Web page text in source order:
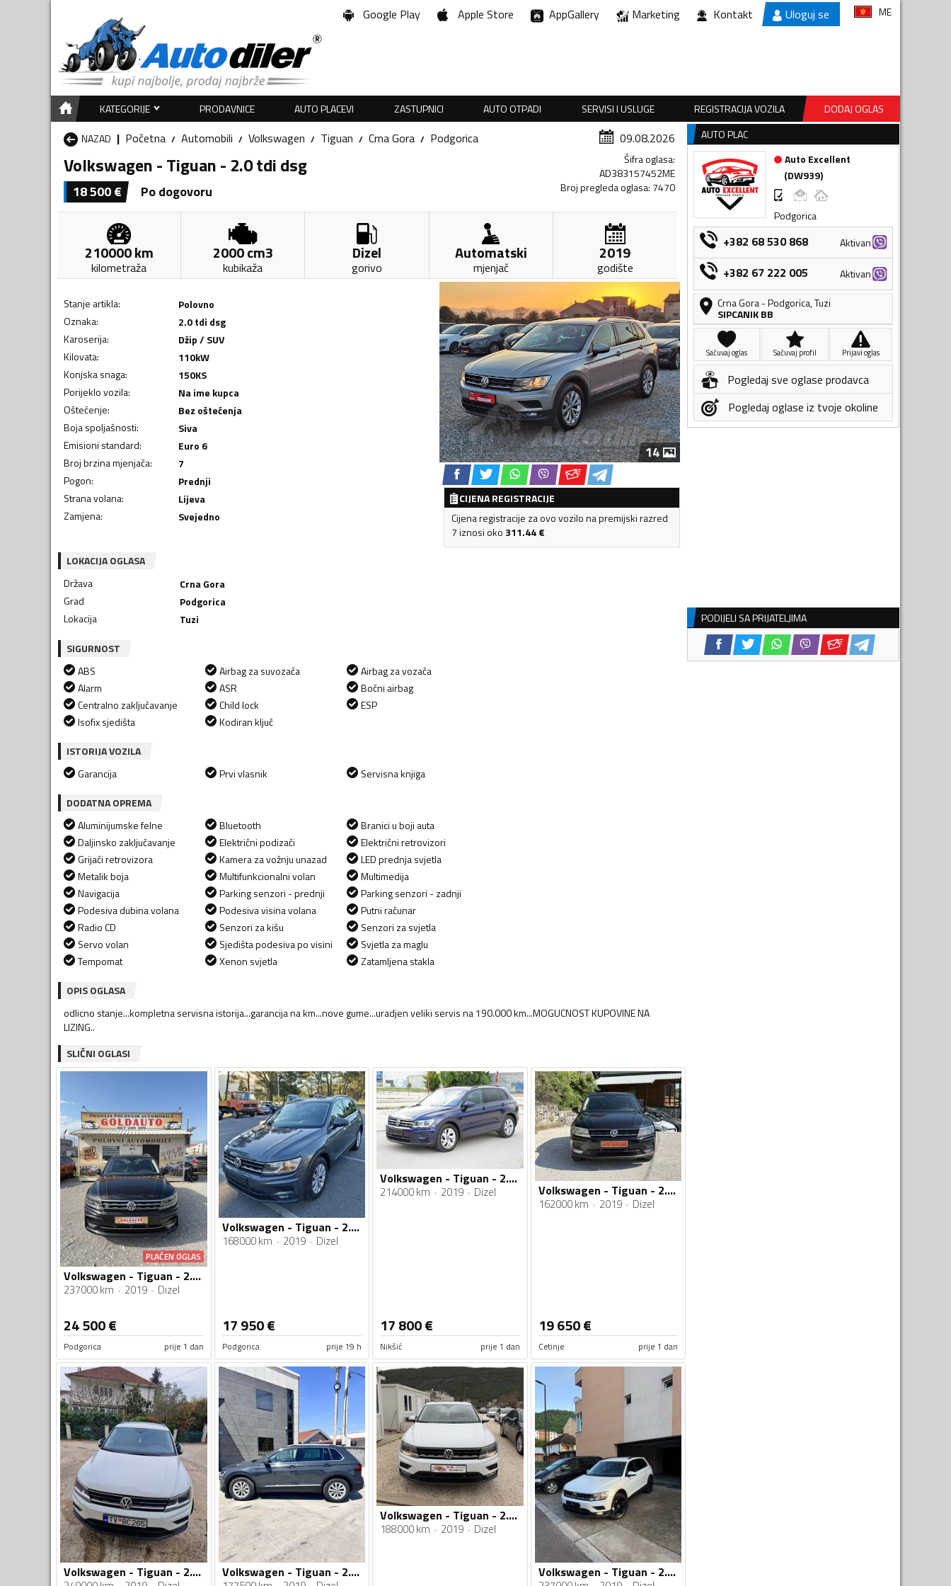
Google Play Apple Store AppGallery Marketing Kontakt Uloguj se ME
KATEGORIJE PRODAVNICE AUTO PLACEVI ZASTUPNICI AUTO OTPADI SERVISI I USLUGE REGISTRACIJA VOZILA
DODAJ OGLAS
NAZAD
Početna Automobili Volkswagen Tiguan Crna Gora Podgorica 09.08.2026
Volkswagen - Tiguan - 2.0 tdi dsg
18 500€ Po dogovoru
Šifra oglasa:
AD383157452ME
Broj pregleda oglasa: 7470
210000km
kilometraža
2000cm3
kubikaža
Dizel
gorivo
Automatski
mjenjač
2019
godište
Stanje artikla:
Polovno
Oznaka:
2.0 tdi dsg
Karoserija:
Džip / SUV
Kilovata: 110kW
Konjska snaga: 150KS
Porijeklo vozila:
Na ime kupca
Oštećenje:
Bez oštećenja
Boja spoljašnosti:
Siva
Emisioni standard:
Euro 6
Broj brzina mjenjača:
7
Pogon:
Prednji
Strana volana:
Lijeva
Zamjena: Svejedno
14
CIJENA REGISTRACIJE
Cijena registracije za ovo vozilo na premijski razred
7 iznosi oko 311.44€
LOKACIJA OGLASA
Država
Crna Gora
Grad
Podgorica
Lokacija
Tuzi
SIGURNOST
ABS
Alarm
Centralno zaključavanje
Isofix sjedišta
Airbag za suvozača
ASR
Child lock
Kodiran ključ
Airbag za vozača
Bočni airbag
ESP
ISTORIJA VOZILA
Garancija
Prvi vlasnik
Servisna knjiga
DODATNA OPREMA
Aluminijumske felne
Daljinsko zaključavanje
Grijači retrovizora
Metalik boja
Navigacija
Podesiva dubina volana
Radio CD
Servo volan
Tempomat
Bluetooth
Električni podizači
Kamera za vožnju unazad
Multifunkcionalni volan
Parking senzori - prednji
Podesiva visina volana
Senzori za kišu
Sjedišta podesiva po visini
Xenon svjetla
Branici u boji auta
Električni retrovizori
LED prednja svjetla
Multimedija
Parking senzori - zadnji
Putni računar
Senzori za svjetla
Svjetla za maglu
Zatamljena stakla
OPIS OGLASA
odlicno stanje...kompletna servisna istorija...garancija na km...nove gume...uradjen veliki servis na 190.000 km...MOGUCNOST KUPOVINE NA
LIZING..
SLIČNI OGLASI
PLAĆEN OGLAS
Volkswagen - Tiguan - 2.0Tdi R line 4 motion
237000 km 2019 Dizel
24 500€
Podgorica prije 1 dan
Volkswagen - Tiguan - 2.0 TDI DSG AUTOMATIK
168000 km 2019 Dizel
17 950€
Podgorica prije 19 h
Volkswagen - Tiguan - 2.0 TDI DSG COMFORTLINE BUSINESS
214000 km 2019 Dizel
17 800€
Nikšić prije 1 dan
Volkswagen - Tiguan - 2.0//TDI//DSG//02.2020god
162000 km 2019 Dizel
19 650€
Cetinje prije 1 dan
Volkswagen - Tiguan - 2.0tdi Volkswagen - Tiguan - 2.0 TDI
Volkswagen - Tiguan - 2.0 TDI AUTOMATIK
188000 km 2019 Dizel
Volkswagen - Tiguan - 2.0 DSG
AUTO PLAC
Auto Excellent
(DW939)
Podgorica
+382 68 530 868 Aktivan
+382 67 222 005
Aktivan
Crna Gora-Podgorica,Tuzi
SIPCANIK BB
Sačuvaj oglas Sačuvaj profil Prijavi oglas
Pogledaj sve oglase prodavca
Pogledaj oglase iz tvoje okoline
PODIJELI SA PRIJATELJIMA